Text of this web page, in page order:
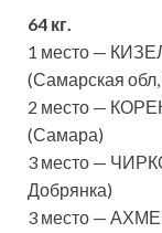
64 кг.
1 место —
(Самарская
2 место —
(Самара)
3 место —
Добрянка)
3 место —